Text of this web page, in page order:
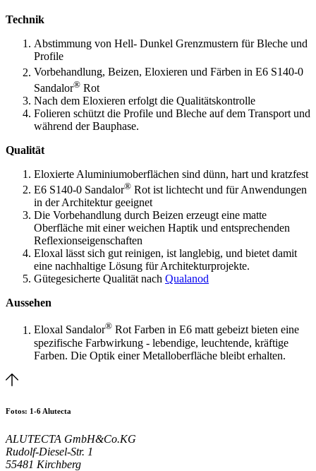
Technik
Abstimmung von Hell- Dunkel Grenzmustern für Bleche und
Profile
Vorbehandlung, Beizen, Eloxieren und Färben in E6 S140-0
Sandalor® Rot
Nach dem Eloxieren erfolgt die Qualitätskontrolle
Folieren schützt die Profile und Bleche auf dem Transport und
während der Bauphase.
Qualität
Eloxierte Aluminiumoberflächen sind dünn, hart und kratzfest
E6 S140-0 Sandalor® Rot ist lichtecht und für Anwendungen
in der Architektur geeignet
Die Vorbehandlung durch Beizen erzeugt eine matte
Oberfläche mit einer weichen Haptik und entsprechenden
Reflexionseigenschaften
Eloxal lässt sich gut reinigen, ist langlebig, und bietet damit
eine nachhaltige Lösung für Architekturprojekte.
Gütegesicherte Qualität nach Qualanod
Aussehen
Eloxal Sandalor® Rot Farben in E6 matt gebeizt bieten eine
spezifische Farbwirkung - lebendige, leuchtende, kräftige
Farben. Die Optik einer Metalloberfläche bleibt erhalten.
Fotos: 1-6 Alutecta
ALUTECTA GmbH&Co.KG
Rudolf-Diesel-Str. 1
55481 Kirchberg